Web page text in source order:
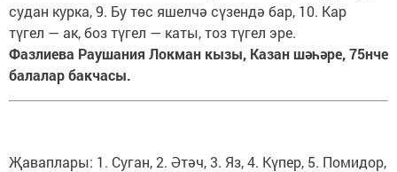
судан курка, 9. Бу төс яшелчә сүзендә бар, 10. Кар
түгел — ак, боз түгел — каты, тоз түгел эре.
Фазлиева Раушания Локман кызы, Казан шәһәре, 75нче
балалар бакчасы.
Җаваплары: 1. Суган, 2. Әтәч, 3. Яз, 4. Күпер, 5. Помидор,